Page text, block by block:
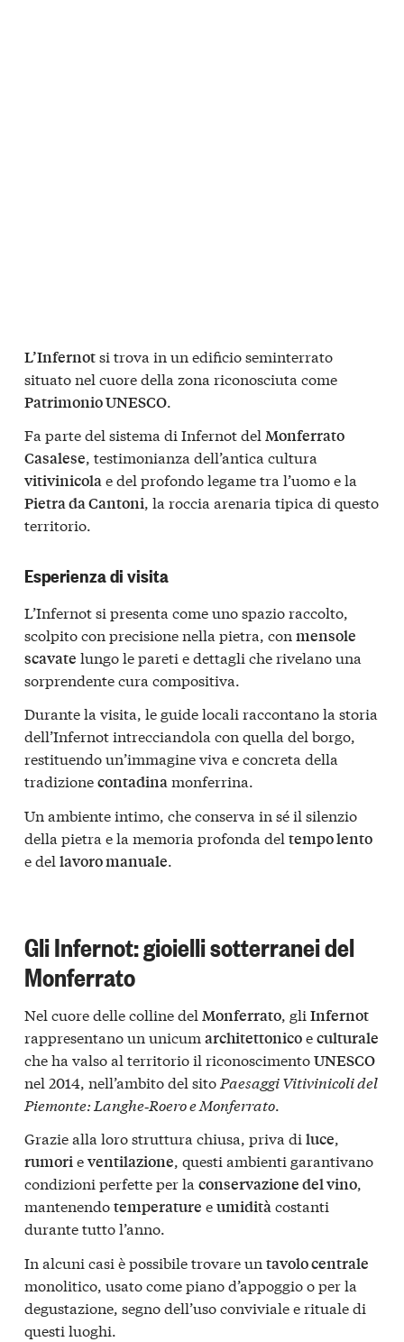
L’Infernotsi trova in un edificio seminterrato
situato nel cuore della zona riconosciuta come
Patrimonio UNESCO.
Fa parte del sistema di Infernot del Monferrato
Casalese, testimonianza dell’antica cultura
vitivinicolae del profondo legame tra l’uomo e la
Pietra da Cantoni, la roccia arenaria tipica di questo
territorio.
Esperienza di visita
L’Infernot si presenta come uno spazio raccolto,
scolpito con precisione nella pietra, con mensole
scavate lungo le pareti e dettagli che rivelano una
sorprendente cura compositiva.
Durante la visita, le guide locali raccontano la storia
dell’Infernot intrecciandola con quella del borgo,
restituendo un’immagine viva e concreta della
tradizionecontadinamonferrina.
Un ambiente intimo, che conserva in sé il silenzio
della pietra e la memoria profonda del tempo lento
e del lavoro manuale.
Gli Infernot: gioielli sotterranei del
Monferrato
Nel cuore delle colline del Monferrato , gli Infernot
rappresentano un unicum architettonicoeculturale
che ha valso al territorio il riconoscimentoUNESCO
nel 2014, nell’ambito del sito Paesaggi Vitivinicoli del
Piemonte: Langhe‑Roero e Monferrato
Grazie alla loro struttura chiusa, priva di luce,
rumorieventilazione, questi ambienti garantivano
condizioni perfette per la conservazione del vino,
mantenendotemperature eumiditàcostanti
durante tutto l’anno.
In alcuni casi è possibile trovare un tavolo centrale
monolitico, usato come piano d’appoggio o per la
degustazione, segno dell’uso conviviale e rituale di
questi luoghi.